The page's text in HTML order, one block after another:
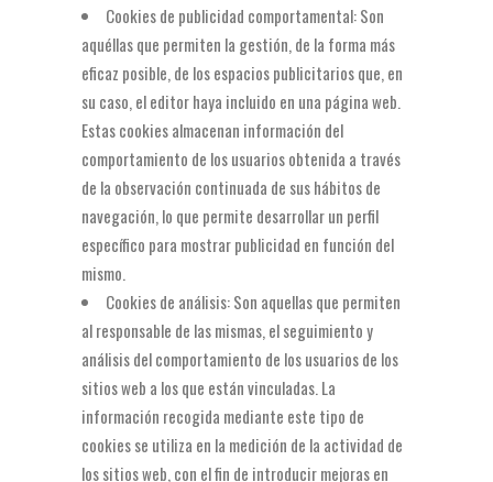
Cookies de publicidad comportamental: Son
aquéllas que permiten la gestión, de la forma más
eficaz posible, de los espacios publicitarios que, en
su caso, el editor haya incluido en una página web.
Estas cookies almacenan información del
comportamiento de los usuarios obtenida a través
de la observación continuada de sus hábitos de
navegación, lo que permite desarrollar un perfil
específico para mostrar publicidad en función del
mismo.
Cookies de análisis: Son aquellas que permiten
al responsable de las mismas, el seguimiento y
análisis del comportamiento de los usuarios de los
sitios web a los que están vinculadas. La
información recogida mediante este tipo de
cookies se utiliza en la medición de la actividad de
los sitios web, con el fin de introducir mejoras en